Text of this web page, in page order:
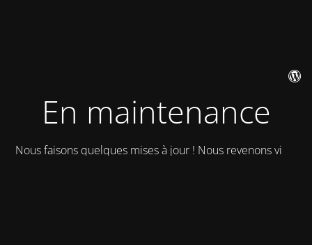
En maintenance
Nous faisons quelques mises à jour ! Nous revenons vite !